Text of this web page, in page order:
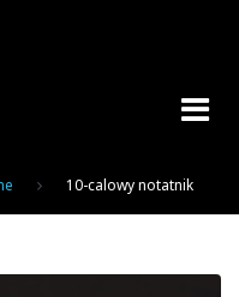
10-calowy notatnik